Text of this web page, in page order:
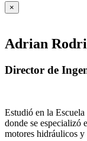
×
Adrian
Director de
Estudió en la
donde se especializó
motores hidráulicos